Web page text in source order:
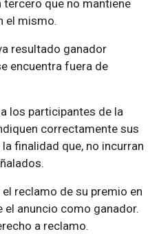
tercero que no mantiene
el mismo.
resultado ganador
encuentra fuera de
a los participantes de la
correctamente sus
finalidad que, no incurran
reclamo de su premio en
el anuncio como ganador.
a reclamo.